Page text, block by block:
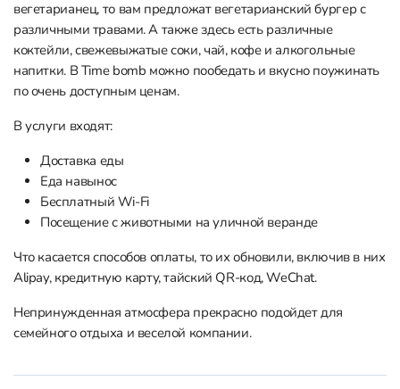
вегетарианец, то вам предложат вегетарианский бургер с
различными травами. А также здесь есть различные
коктейли, свежевыжатые соки, чай, кофе и алкогольные
напитки. В Time bomb можно пообедать и вкусно поужинать
по очень доступным ценам.
В услуги входят:
Доставка еды
Еда навынос
Бесплатный Wi-Fi
Посещение с животными на уличной веранде
Что касается способов оплаты, то их обновили, включив в них
Alipay, кредитную карту, тайский QR-код, WeChat.
Непринужденная атмосфера прекрасно подойдет для
семейного отдыха и веселой компании.